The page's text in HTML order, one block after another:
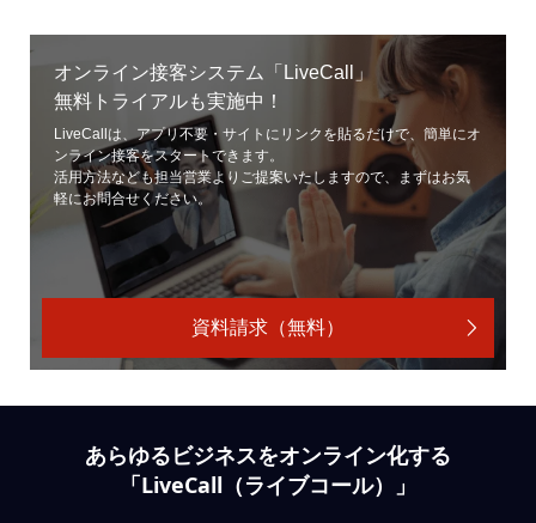
オンライン接客システム「LiveCall」
無料トライアルも実施中！
LiveCallは、アプリ不要・サイトにリンクを貼るだけで、簡単にオ
ンライン接客をスタートできます。
活用方法なども担当営業よりご提案いたしますので、まずはお気
軽にお問合せください。
資料請求（無料）
あらゆるビジネスをオンライン化する
「LiveCall（ライブコール）」